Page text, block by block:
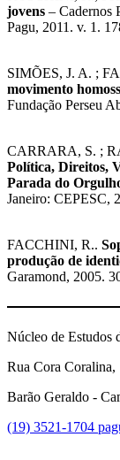
jovens – Cadernos
Pagu, 2011. v. 1.
SIMÕES, J. A. ;
movimento
Fundação Perseu
CARRARA, S. ;
Política, Direitos,
Parada do
Janeiro: CEPESC,
FACCHINI, R..
produção de
Garamond, 2005.
Núcleo de Estudos
Rua Cora
Barão Geraldo -
(19) 3521-1704